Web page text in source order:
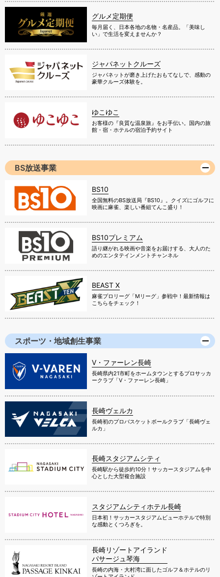
グルメ定期便
毎月届く、日本各地の名物・名産品。「美味し
い」で生活を変えませんか？
ジャパネットクルーズ
ジャパネットが磨き上げたおもてなしで、感動の
豪華クルーズ体験を。
ゆこゆこ
お客様の『良質な温泉旅』をお手伝い。国内の旅
館・宿・ホテルの宿泊予約サイト
BS放送事業
BS10
全国無料のBS放送局『BS10』。クイズにゴルフに
映画に麻雀、楽しい番組てんこ盛り！
BS10プレミアム
語り継がれる映画や音楽をお届けする、大人のた
めのエンタテインメントチャンネル
BEAST X
麻雀プロリーグ「Mリーグ」参戦中！最新情報は
こちらをチェック！
スポーツ・地域創生事業
V・ファーレン長崎
長崎県内21市町をホームタウンとするプロサッカ
ークラブ「V・ファーレン長崎」
長崎ヴェルカ
長崎初のプロバスケットボールクラブ「長崎ヴェ
ルカ」
長崎スタジアムシティ
長崎駅から徒歩約10分！サッカースタジアムを中
心とした大型複合施設
スタジアムシティホテル長崎
日本初！サッカースタジアムビューホテルで特別
な感動とくつろぎを。
長崎リゾートアイランド
パサージュ琴海
長崎の内海・大村湾に面したゴルフ＆ホテルのリ